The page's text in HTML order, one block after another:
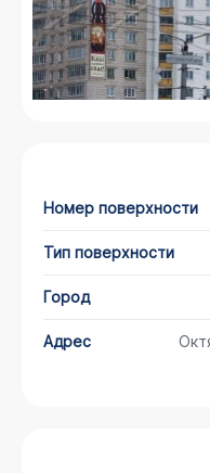
Номер поверхности
Тип поверхности
Город
Адрес